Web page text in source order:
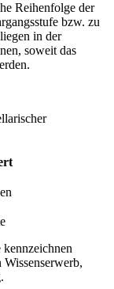
Reihenfolge der
bzw. zu
in der
soweit das